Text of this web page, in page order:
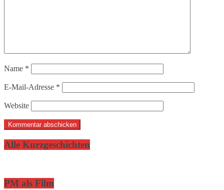
Name *
E-Mail-Adresse *
Website
Alle Kurzgeschichten
PM als Film